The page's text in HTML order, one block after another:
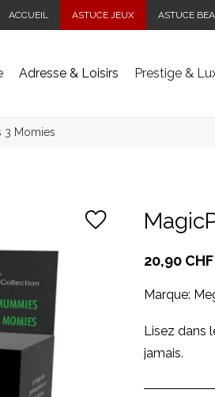
ACCUEIL ASTUCE JEUX ASTUCE
Adresse & Loisirs Prestige &
3 Momies
20,90 CHF
Marque:
Lisez dans
jamais.